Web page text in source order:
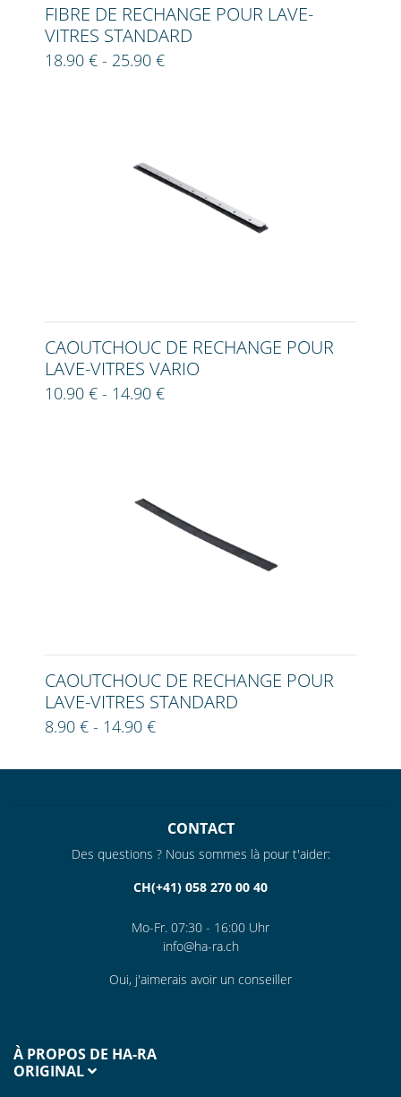
FIBRE DE RECHANGE POUR LAVE-
VITRES STANDARD
18.90 € - 25.90 €
CAOUTCHOUC DE RECHANGE POUR
LAVE-VITRES VARIO
10.90 € - 14.90 €
CAOUTCHOUC DE RECHANGE POUR
LAVE-VITRES STANDARD
8.90 € - 14.90 €
CONTACT
Des questions ? Nous sommes là pour t'aider:
CH(+41) 058 270 00 40
Mo-Fr. 07:30 - 16:00 Uhr
info@ha-ra.ch
Oui, j'aimerais avoir un conseiller
À PROPOS DE HA-RA
ORIGINAL